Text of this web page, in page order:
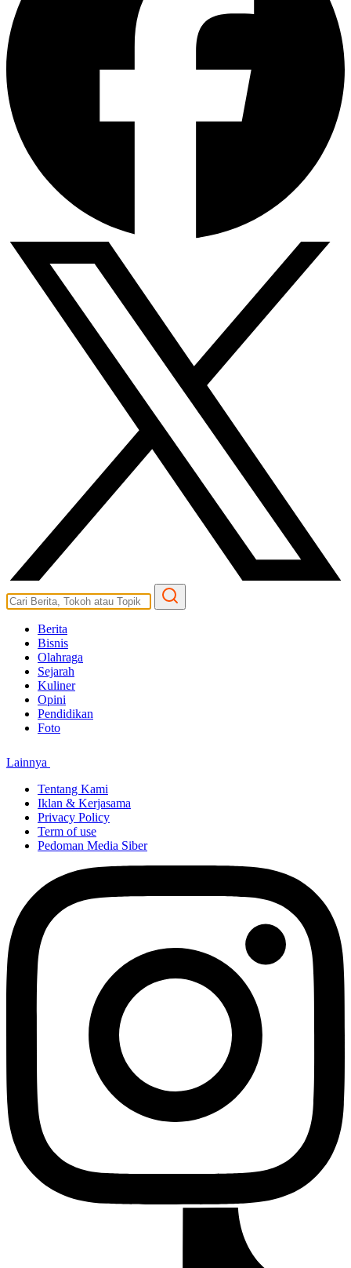
Berita
Bisnis
Olahraga
Sejarah
Kuliner
Opini
Pendidikan
Foto
Lainnya
Tentang Kami
Iklan & Kerjasama
Privacy Policy
Term of use
Pedoman Media Siber